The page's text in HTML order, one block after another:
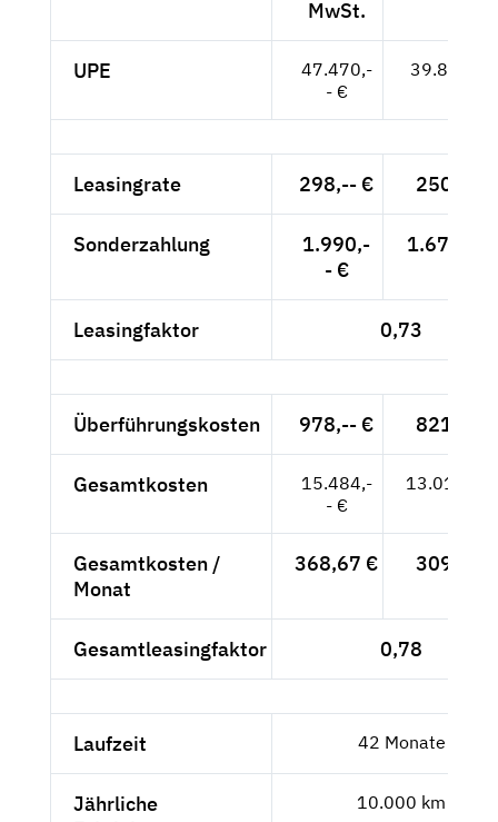
MwSt.
UPE
47.470,-
- €
39.891,--
Leasingrate 298,-- € 250,42 €
Sonderzahlung
1.990,-
- €
1.672,27
Leasingfaktor 0,73
Überführungskosten 978,-- € 821,85 €
Gesamtkosten
15.484,-
- €
13.011,76
Gesamtkosten /
Monat
368,67 € 309,80 €
Gesamtleasingfaktor 0,78
Laufzeit 42 Monate
Jährliche
10.000 km